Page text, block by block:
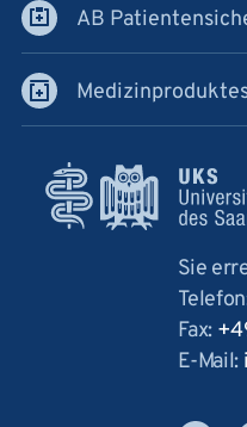
AB
Sie
Fax:
E-Mail: